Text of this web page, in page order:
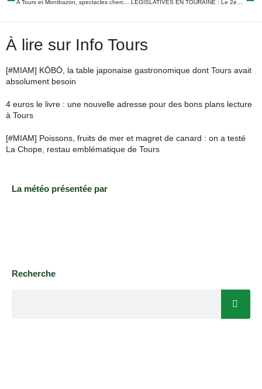
À lire sur Info Tours
[#MIAM] KŌBŌ, la table japonaise gastronomique dont Tours avait
absolument besoin
4 euros le livre : une nouvelle adresse pour des bons plans lecture
à Tours
[#MIAM] Poissons, fruits de mer et magret de canard : on a testé
La Chope, restau emblématique de Tours
La météo présentée par
Recherche